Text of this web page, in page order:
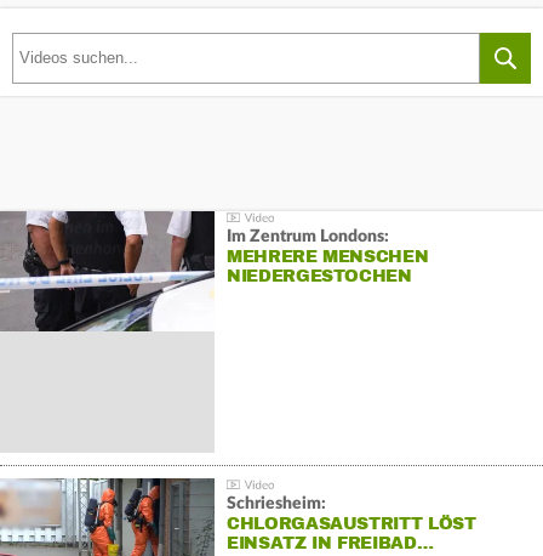
Im Zentrum Londons:
MEHRERE MENSCHEN
NIEDERGESTOCHEN
Schriesheim:
CHLORGASAUSTRITT LÖST
EINSATZ IN FREIBAD…